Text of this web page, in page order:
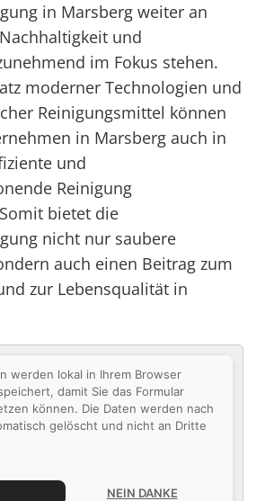
in Marsberg weiter an
und
im Fokus stehen.
moderner Technologien und
Reinigungsmittel können
in Marsberg auch in
und
Reinigung
bietet die
nicht nur saubere
auch einen Beitrag zum
zur Lebensqualität in
werden lokal in Ihrem Browser
damit Sie das Formular
können. Die Daten werden nach
gelöscht und nicht an Dritte
NEIN DANKE